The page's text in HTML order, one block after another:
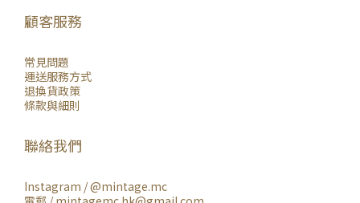
顧客服務
常見問題
運送服務方式
退換貨政策
條款與細則
聯絡我們
Instagram /@mintage.mc